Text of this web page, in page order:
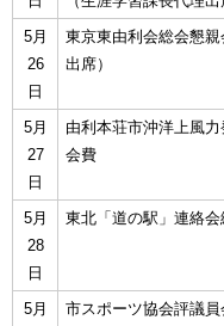
5月
26
日
東京東由利会総会懇
出席）
5月
27
日
由利本荘市沖洋上風
会費
5月
28
日
東北「道の駅」連絡
5月
市スポーツ協会評議